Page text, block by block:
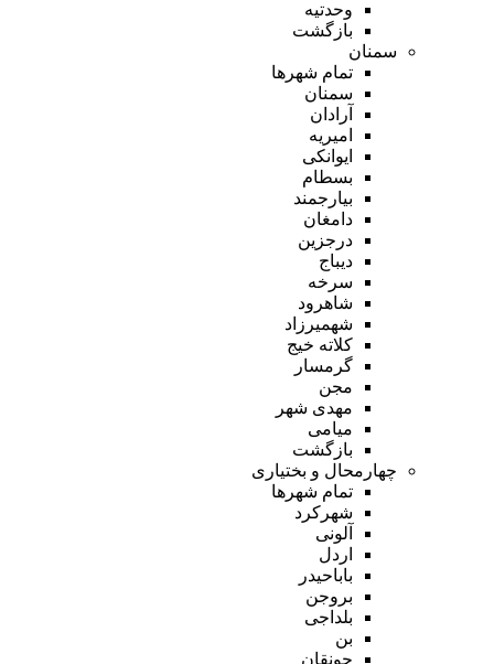
وحدتیه
بازگشت
سمنان
تمام شهر‌ها
سمنان
آرادان
امیریه
ایوانکی
بسطام
بیارجمند
دامغان
درجزین
دیباج
سرخه
شاهرود
شهمیرزاد
کلاته خیج
گرمسار
مجن
مهدی شهر
میامی
بازگشت
چهارمحال و بختیاری
تمام شهر‌ها
شهرکرد
آلونی
اردل
باباحیدر
بروجن
بلداجی
بن
جونقان